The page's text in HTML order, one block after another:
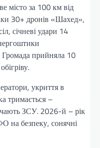
місто за 100 км від
30+ дронів «Шахед»,
січневі удари 14
Громада прийняла 10
укриття в
тримається –
ЗСУ. 2026-й – рік
на безпеку, сонячні